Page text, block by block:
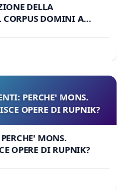
DELLA
CORPUS DOMINI A
PERCHE' MONS.
OPERE DI RUPNIK?
MONS.
OPERE DI RUPNIK?